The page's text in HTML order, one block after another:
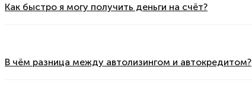
Как быстро я могу получить деньги на счёт?
В чём разница между автолизингом и автокредитом?